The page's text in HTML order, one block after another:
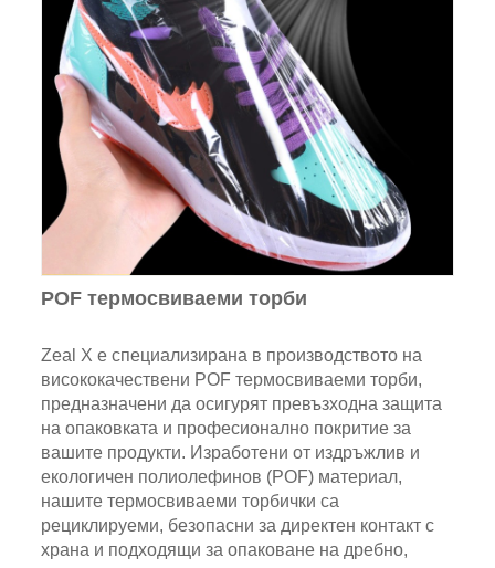
POF термосвиваеми торби
Zeal X е специализирана в производството на
висококачествени POF термосвиваеми торби,
предназначени да осигурят превъзходна защита
на опаковката и професионално покритие за
вашите продукти. Изработени от издръжлив и
екологичен полиолефинов (POF) материал,
нашите термосвиваеми торбички са
рециклируеми, безопасни за директен контакт с
храна и подходящи за опаковане на дребно,